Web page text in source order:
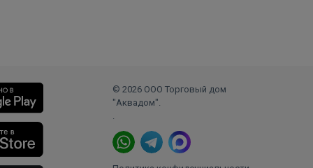
© 2026 ООО Торговый дом
"Аквадом".
.